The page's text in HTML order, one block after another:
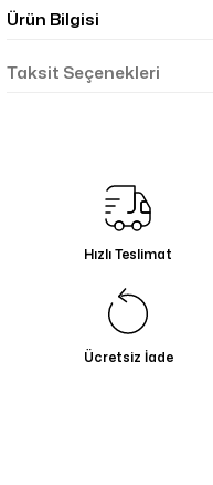
Ürün Bilgisi
Taksit Seçenekleri
Hızlı Teslimat
Ücretsiz İade